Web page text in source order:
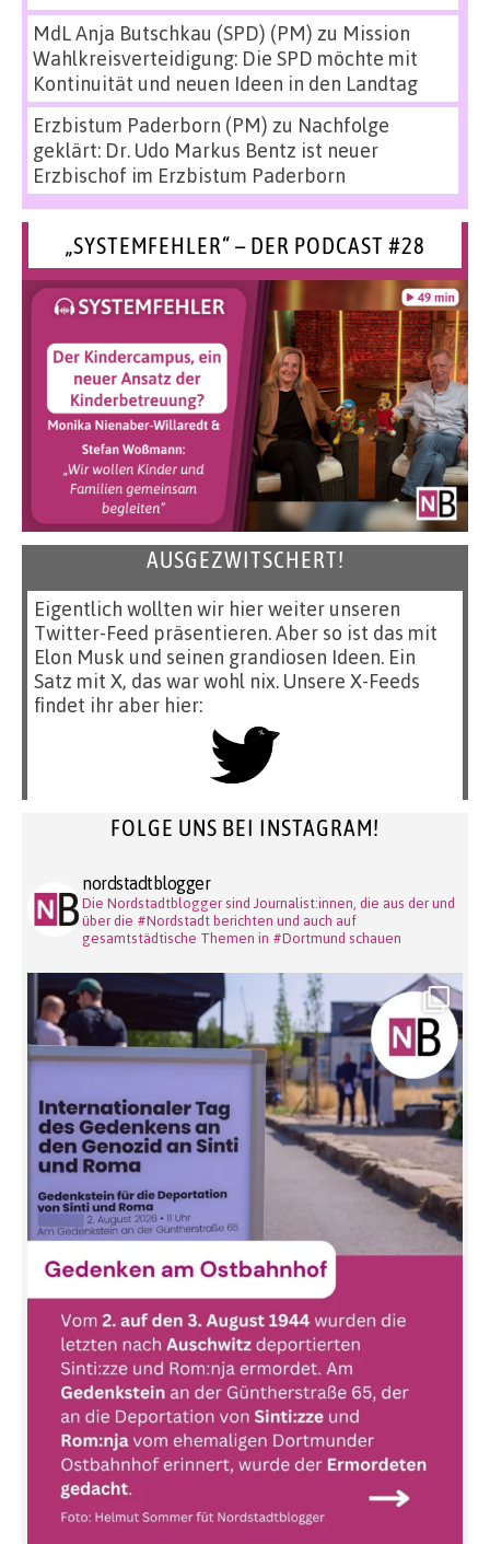
MdL Anja Butschkau (SPD) (PM) zu Mission
Wahlkreisverteidigung: Die SPD möchte mit
Kontinuität und neuen Ideen in den Landtag
Erzbistum Paderborn (PM) zu Nachfolge
geklärt: Dr. Udo Markus Bentz ist neuer
Erzbischof im Erzbistum Paderborn
„SYSTEMFEHLER“ – DER PODCAST #28
AUSGEZWITSCHERT!
Eigentlich wollten wir hier weiter unseren
Twitter-Feed präsentieren. Aber so ist das mit
Elon Musk und seinen grandiosen Ideen. Ein
Satz mit X, das war wohl nix. Unsere X-Feeds
findet ihr aber hier:
FOLGE UNS BEI INSTAGRAM!
nordstadtblogger
Die Nordstadtblogger sind Journalist:innen, die aus der und
über die #Nordstadt berichten und auch auf
gesamtstädtische Themen in #Dortmund schauen